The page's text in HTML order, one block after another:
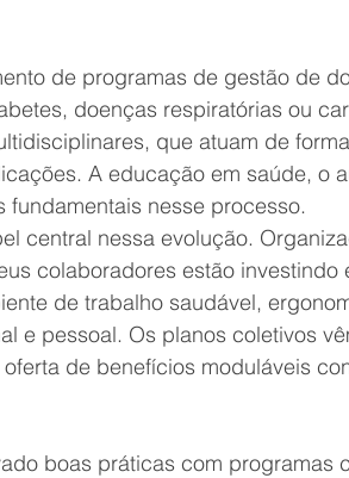
de programas de gestão de
doenças respiratórias ou
que atuam de
A educação em saúde, o
fundamentais nesse processo.
central nessa evolução.
colaboradores estão investindo
de trabalho saudável,
e pessoal. Os planos coletivos
de benefícios moduláveis
boas práticas com programas